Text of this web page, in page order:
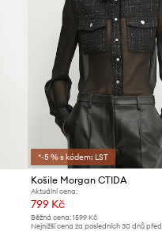
*-5 % s kódem: LST
Košile Morgan CTIDA
Aktuální cena:
799 Kč
Běžná cena: 1599 Kč
Nejnižší cena za posledních 30 dnů